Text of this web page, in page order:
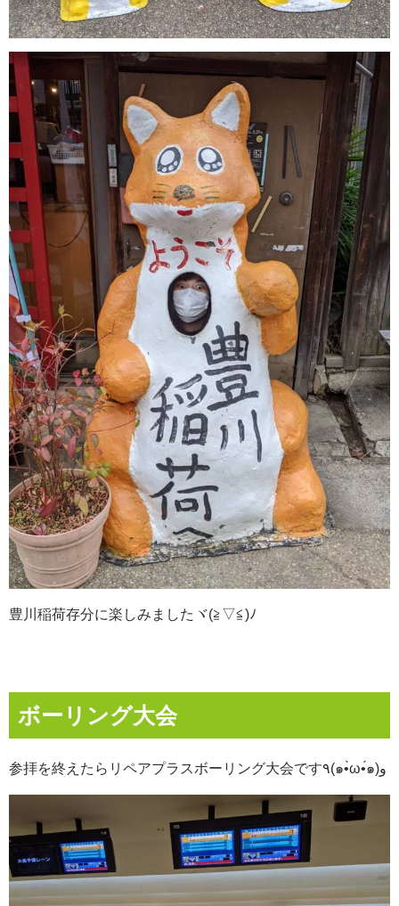
豊川稲荷存分に楽しみましたヾ(≧▽≦)ﾉ
ボーリング大会
参拝を終えたらリペアプラスボーリング大会です٩(๑•̀ω•́๑)و